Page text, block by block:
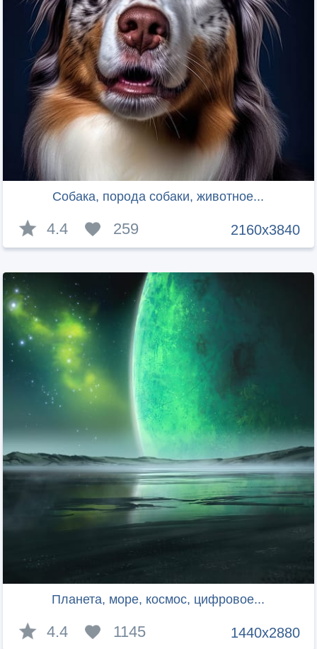
Собака, порода собаки, животное...
2160x3840
4.4 259
Планета, море, космос, цифровое...
1440x2880
4.4 1145